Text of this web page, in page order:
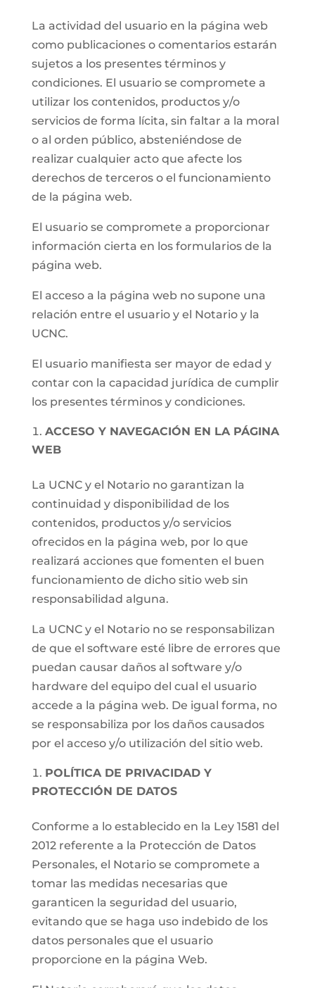
La actividad del usuario en la página web
como publicaciones o comentarios estarán
sujetos a los presentes términos y
condiciones. El usuario se compromete a
utilizar los contenidos, productos y/o
servicios de forma lícita, sin faltar a la moral
o al orden público, absteniéndose de
realizar cualquier acto que afecte los
derechos de terceros o el funcionamiento
de la página web.
El usuario se compromete a proporcionar
información cierta en los formularios de la
página web.
El acceso a la página web no supone una
relación entre el usuario y el Notario y la
UCNC.
El usuario manifiesta ser mayor de edad y
contar con la capacidad jurídica de cumplir
los presentes términos y condiciones.
ACCESO Y NAVEGACIÓN EN LA PÁGINA
WEB
La UCNC y el Notario no garantizan la
continuidad y disponibilidad de los
contenidos, productos y/o servicios
ofrecidos en la página web, por lo que
realizará acciones que fomenten el buen
funcionamiento de dicho sitio web sin
responsabilidad alguna.
La UCNC y el Notario no se responsabilizan
de que el software esté libre de errores que
puedan causar daños al software y/o
hardware del equipo del cual el usuario
accede a la página web. De igual forma, no
se responsabiliza por los daños causados
por el acceso y/o utilización del sitio web.
POLÍTICA DE PRIVACIDAD Y
PROTECCIÓN DE DATOS
Conforme a lo establecido en la Ley 1581 del
2012 referente a la Protección de Datos
Personales, el Notario se compromete a
tomar las medidas necesarias que
garanticen la seguridad del usuario,
evitando que se haga uso indebido de los
datos personales que el usuario
proporcione en la página Web.